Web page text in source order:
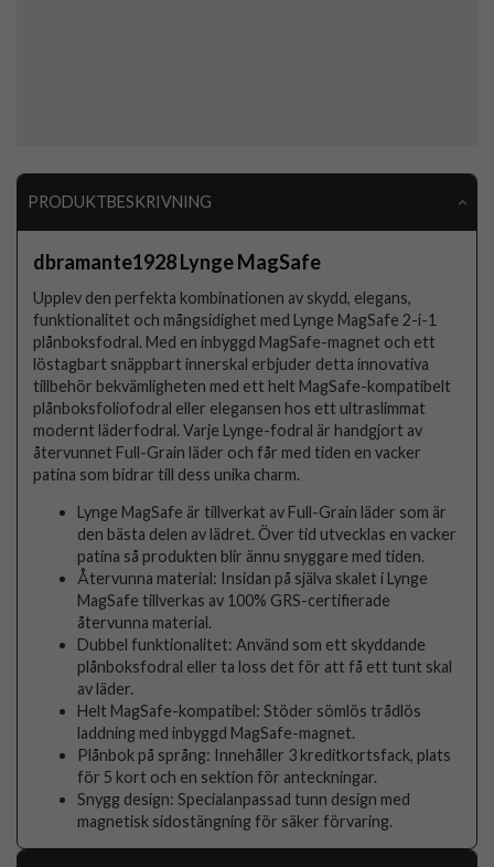
PRODUKTBESKRIVNING
dbramante1928 Lynge MagSafe
Upplev den perfekta kombinationen av skydd, elegans,
funktionalitet och mångsidighet med Lynge MagSafe 2-i-1
plånboksfodral. Med en inbyggd MagSafe-magnet och ett
löstagbart snäppbart innerskal erbjuder detta innovativa
tillbehör bekvämligheten med ett helt MagSafe-kompatibelt
plånboksfoliofodral eller elegansen hos ett ultraslimmat
modernt läderfodral. Varje Lynge-fodral är handgjort av
återvunnet Full-Grain läder och får med tiden en vacker
patina som bidrar till dess unika charm.
Lynge MagSafe är tillverkat av Full-Grain läder som är
den bästa delen av lädret. Över tid utvecklas en vacker
patina så produkten blir ännu snyggare med tiden.
Återvunna material: Insidan på själva skalet i Lynge
MagSafe tillverkas av 100% GRS-certifierade
återvunna material.
Dubbel funktionalitet: Använd som ett skyddande
plånboksfodral eller ta loss det för att få ett tunt skal
av läder.
Helt MagSafe-kompatibel: Stöder sömlös trådlös
laddning med inbyggd MagSafe-magnet.
Plånbok på språng: Innehåller 3 kreditkortsfack, plats
för 5 kort och en sektion för anteckningar.
Snygg design: Specialanpassad tunn design med
magnetisk sidostängning för säker förvaring.